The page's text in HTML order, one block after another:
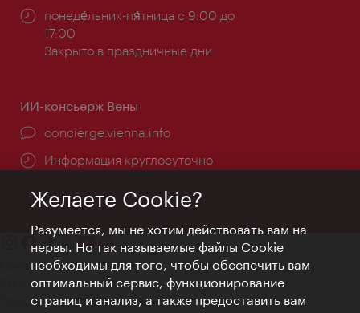
Часы
работы:
понеде́льник-пя́тница с 9:00 до
17:00
Закрыто в праздничные дни
ИИ-консьерж Вены
concierge.vienna.info
Информация круглосуточно
Контакт
Credits
Положение о конфиденциальности
Желаете Cookie?
Разумеется, мы не хотим действовать вам на
нервы. Но так называемые файлы Cookie
необходимы для того, чтобы обеспечить вам
оптимальный сервис, функционирование
страниц и анализ, а также предоставить вам